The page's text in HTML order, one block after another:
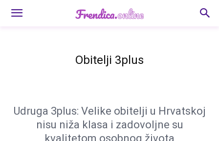
Obitelji 3plus
Udruga 3plus: Velike obitelji u Hrvatskoj
nisu niža klasa i zadovoljne su
kvalitetom osobnog života